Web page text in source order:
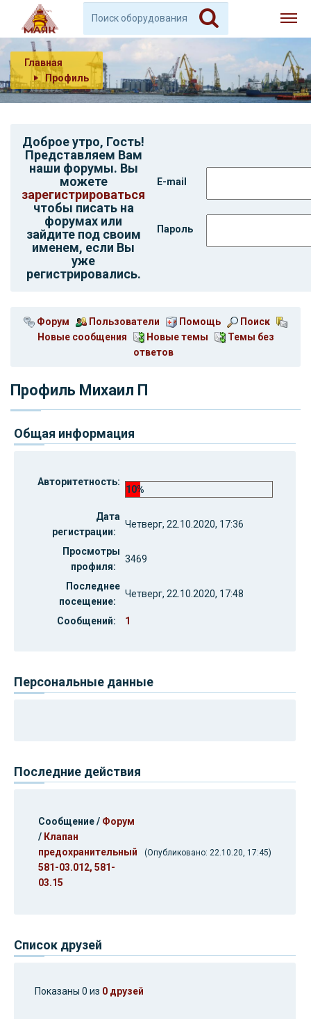
Главная
Профиль
Доброе утро, Гость!
Представляем Вам
наши форумы. Вы
можете
зарегистрироваться
чтобы писать на
форумах или
зайдите под своим
именем, если Вы
уже
регистрировались.
E-mail
Пароль
Форум Пользователи Помощь
Поиск
Новые сообщения
Новые темы
Темы без
ответов
Профиль Михаил П
Общая информация
Авторитетность:
10%
Дата
регистрации:
Четверг, 22.10.2020, 17:36
Просмотры
профиля:
3469
Последнее
посещение:
Четверг, 22.10.2020, 17:48
Сообщений: 1
Персональные данные
Последние действия
Сообщение / Форум
/ Клапан
предохранительный
581-03.012, 581-
03.15
(Опубликовано: 22.10.20, 17:45)
Список друзей
Показаны 0 из 0 друзей